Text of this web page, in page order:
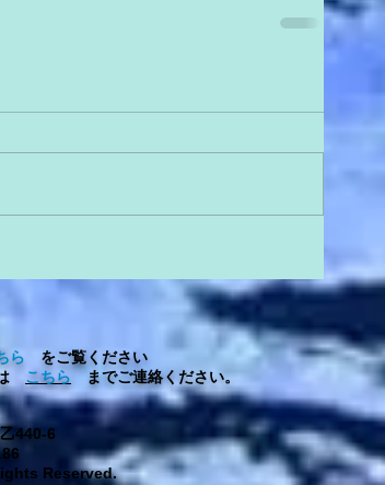
ら をご覧ください
こちら までご連絡ください。
440-6
Reserved.